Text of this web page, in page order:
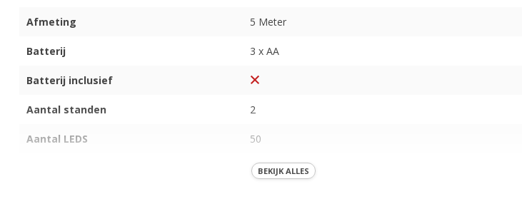
Afmeting 5 Meter
Batterij 3 x AA
Batterij inclusief
Aantal standen 2
Aantal LEDS 50
IP40
BEKIJK ALLES